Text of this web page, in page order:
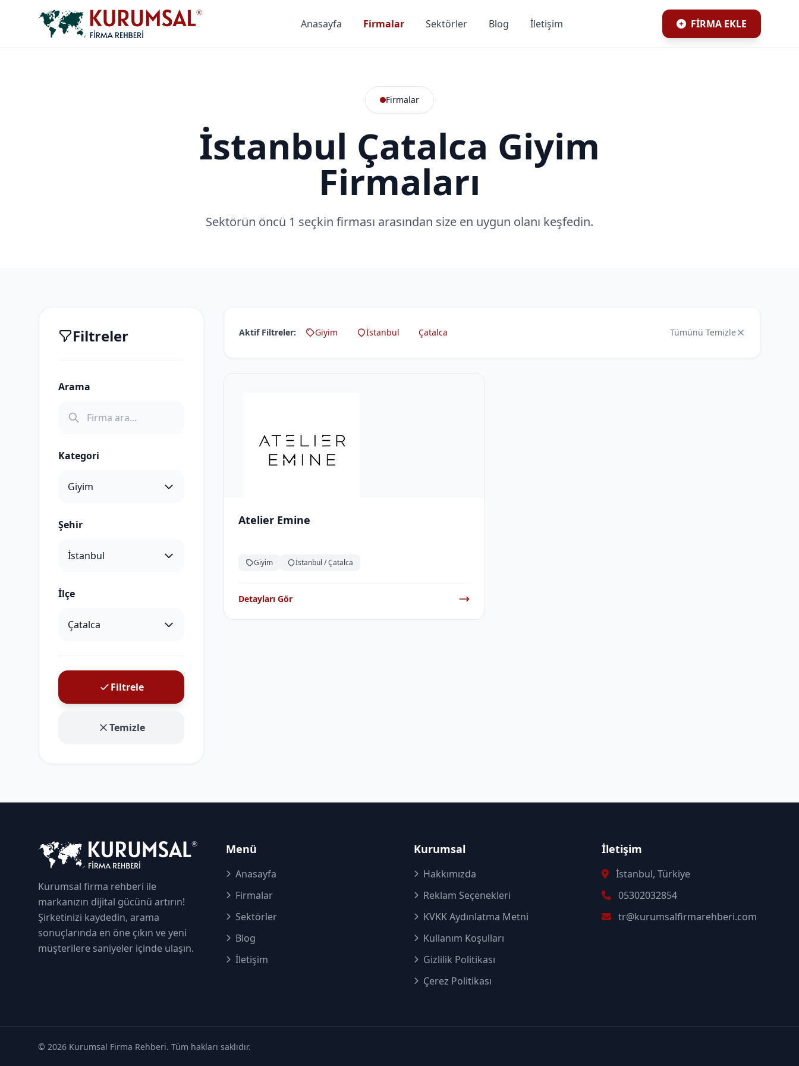
Anasayfa Firmalar Sektörler Blog İletişim FİRMA EKLE
Firmalar
İstanbul Çatalca Giyim
Firmaları
Sektörün öncü 1 seçkin firması arasından size en uygun olanı keşfedin.
Filtreler
Arama
Kategori
Şehir
İlçe
Filtrele
Temizle
Aktif Filtreler: Giyim İstanbul Çatalca Tümünü Temizle
Atelier Emine
Giyim İstanbul / Çatalca
Detayları Gör
Kurumsal firma rehberi ile
markanızın dijital gücünü artırın!
Şirketinizi kaydedin, arama
sonuçlarında en öne çıkın ve yeni
müşterilere saniyeler içinde ulaşın.
Menü
Anasayfa
Firmalar
Sektörler
Blog
İletişim
Kurumsal
Hakkımızda
Reklam Seçenekleri
KVKK Aydınlatma Metni
Kullanım Koşulları
Gizlilik Politikası
Çerez Politikası
İletişim
İstanbul, Türkiye
05302032854
tr@kurumsalfirmarehberi.com
© 2026 Kurumsal Firma Rehberi. Tüm hakları saklıdır.